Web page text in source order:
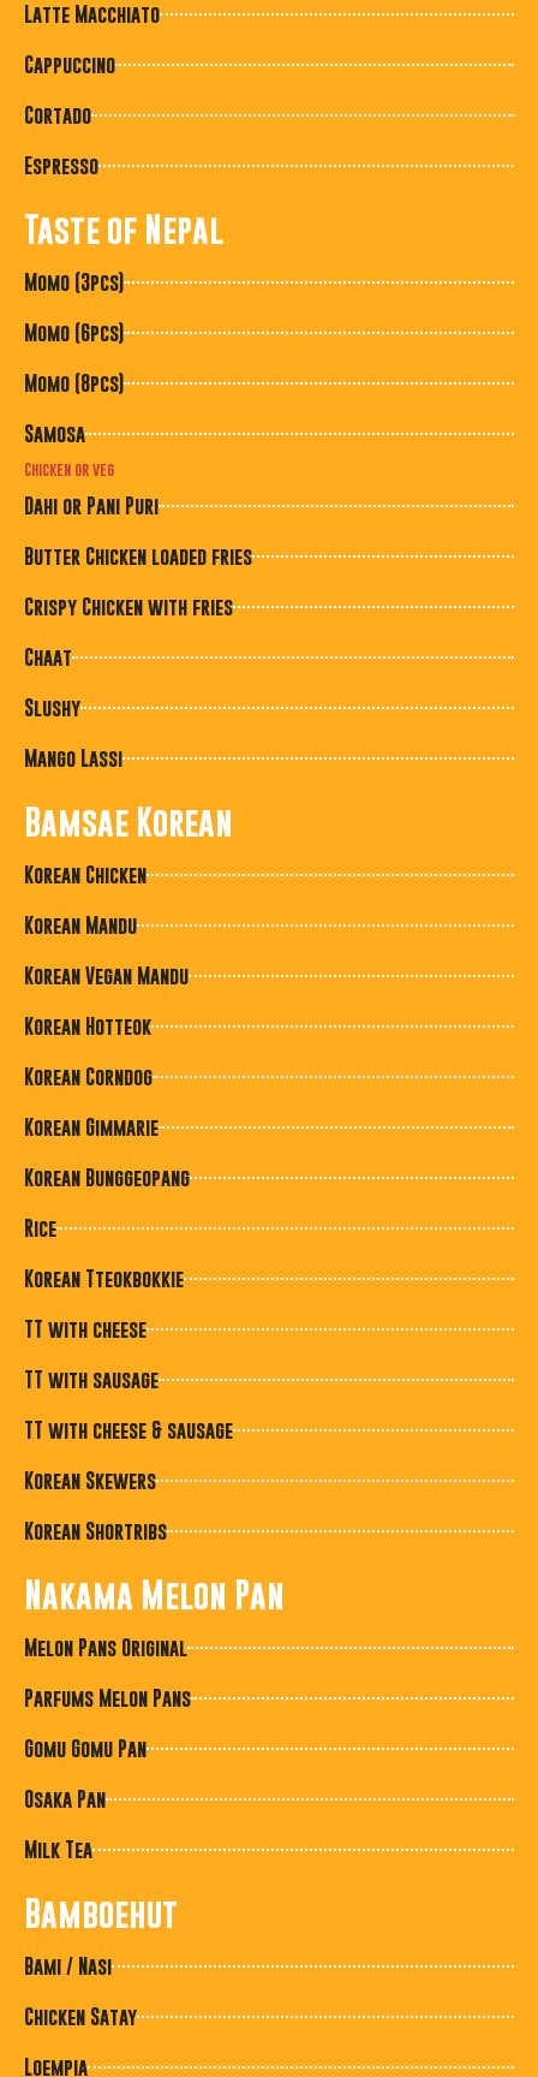
Latte Macchiato
Cappuccino
Cortado
Espresso
Taste of Nepal
Momo (3pcs)
Momo (6pcs)
Momo (8pcs)
Samosa
Chicken or veg
Dahi or Pani Puri
Butter Chicken loaded fries
Crispy Chicken with fries
Chaat
Slushy
Mango Lassi
Bamsae Korean
Korean Chicken
Korean Mandu
Korean Vegan Mandu
Korean Hotteok
Korean Corndog
Korean Gimmarie
Korean Bunggeopang
Rice
Korean Tteokbokkie
TT with cheese
TT with sausage
TT with cheese & sausage
Korean Skewers
Korean Shortribs
Nakama Melon Pan
Melon Pans Original
Parfums Melon Pans
Gomu Gomu Pan
Osaka Pan
Milk Tea
Bamboehut
Bami / Nasi
Chicken Satay
Loempia